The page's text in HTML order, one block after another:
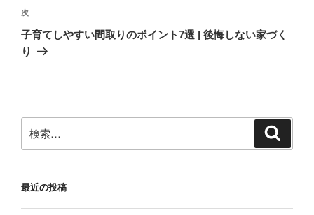
ビ
ゲ
ー
稿
次
の
投
次
子育てしやすい間取りのポイント7選 | 後悔しない家づく
り
索:
最近の投稿